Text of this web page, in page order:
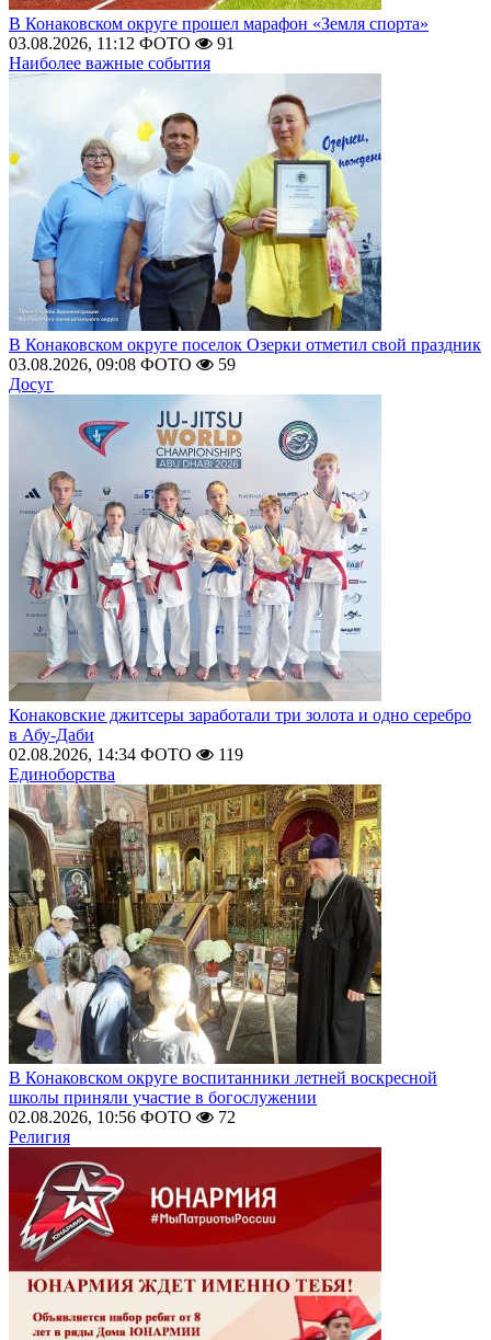
В Конаковском округе прошел марафон «Земля спорта»
03.08.2026, 11:12 ФОТО
91
Наиболее важные события
В Конаковском округе поселок Озерки отметил свой праздник
03.08.2026, 09:08 ФОТО
59
Досуг
Конаковские джитсеры заработали три золота и одно серебро
в Абу-Даби
02.08.2026, 14:34 ФОТО
119
Единоборства
В Конаковском округе воспитанники летней воскресной
школы приняли участие в богослужении
02.08.2026, 10:56 ФОТО
72
Религия